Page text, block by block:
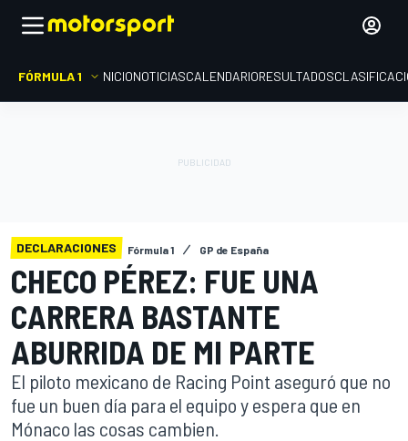
FÓRMULA 1 INICIONOTICIASCALENDARIORESULTADOS
DECLARACIONES Fórmula 1 GP de España
CHECO PÉREZ: FUE UNA
CARRERA BASTANTE
ABURRIDA DE MI PARTE
El piloto mexicano de Racing Point aseguró que no
fue un buen día para el equipo y espera que en
Mónaco las cosas cambien.